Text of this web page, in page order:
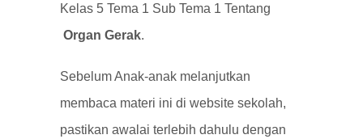
Kelas 5 Tema 1 Sub Tema 1 Tentang
Organ Gerak.
Sebelum Anak-anak melanjutkan
membaca materi ini di website sekolah,
pastikan awalai terlebih dahulu dengan